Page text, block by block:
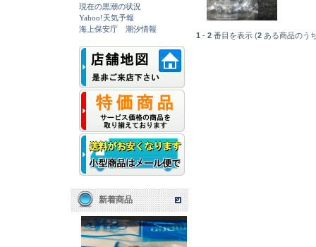
現在の黒潮の状況
Yahoo!天気予報
海上保安庁 潮汐情報
新着商品
1 - 2 番目を表示 (2 ある商品のう